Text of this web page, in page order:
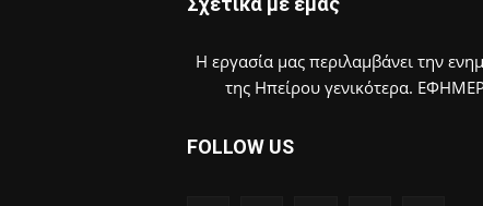
Η εργασία μας περιλαμβάνει την
της Ηπείρου γενικότερα.
FOLLOW US